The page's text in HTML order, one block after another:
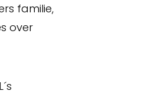
familie,
over